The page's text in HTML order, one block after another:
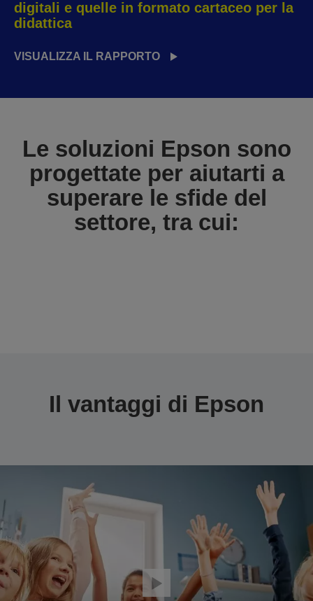
digitali e quelle in formato cartaceo per la
didattica
VISUALIZZA IL RAPPORTO
Le soluzioni Epson sono
progettate per aiutarti a
superare le sfide del
settore, tra cui:
Il vantaggi di Epson